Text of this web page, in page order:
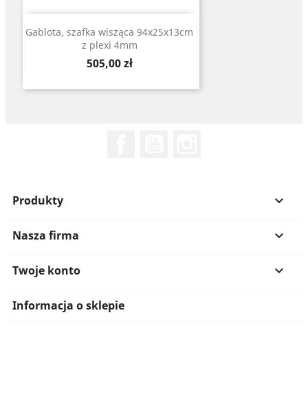
Gablota, szafka wisząca 94x25x13cm
z plexi 4mm
Cena
505,00 zł
Produkty 
Nasza firma 
Twoje konto 
Informacja o sklepie